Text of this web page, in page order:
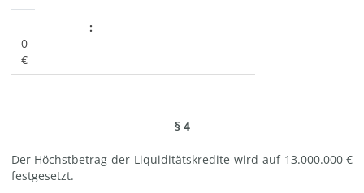
0
€
§ 4
Der Höchstbetrag der Liquiditätskredite wird auf 13.000.000 €
festgesetzt.